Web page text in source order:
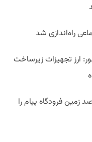
راه‌اندازی شد
ارز تجهیزات زیرساخت
مخابرات: حکم تملک ۵۰ درصد زمین فرودگاه پیام را